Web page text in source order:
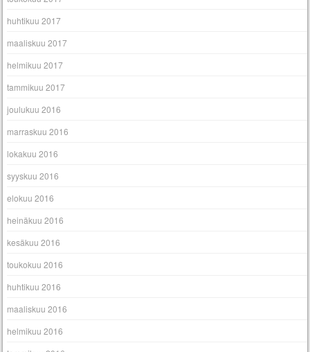
huhtikuu 2017
maaliskuu 2017
helmikuu 2017
tammikuu 2017
joulukuu 2016
marraskuu 2016
lokakuu 2016
syyskuu 2016
elokuu 2016
heinäkuu 2016
kesäkuu 2016
toukokuu 2016
huhtikuu 2016
maaliskuu 2016
helmikuu 2016